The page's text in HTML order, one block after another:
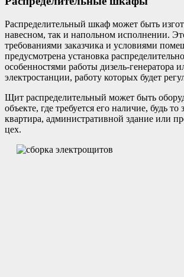
Распределительный шкаф может быть
навесном, так и напольном исполнении.
требованиями заказчика и условиями
предусмотрена установка
особенностями работы дизель-генератора
электростанции, работу которых будет
Щит распределительный может быть
объекте, где требуется его наличие, будь
квартира, административной здание или
цех.